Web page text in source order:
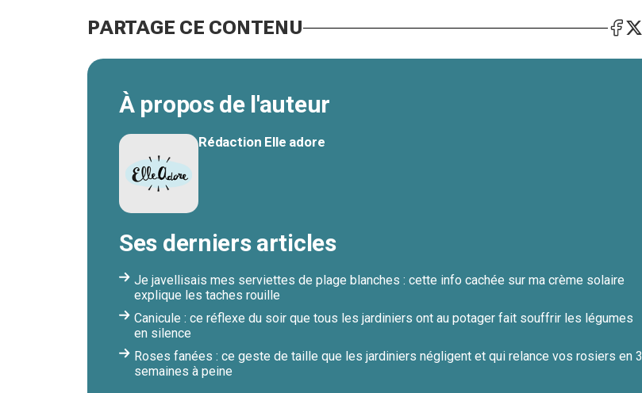
PARTAGE CE CONTENU
À propos de l'auteur
Rédaction Elle adore
Ses derniers articles
Je javellisais mes serviettes de plage blanches : cette info cachée sur ma crème solaire
explique les taches rouille
Canicule : ce réflexe du soir que tous les jardiniers ont au potager fait souffrir les légumes
en silence
Roses fanées : ce geste de taille que les jardiniers négligent et qui relance vos rosiers en 3
semaines à peine